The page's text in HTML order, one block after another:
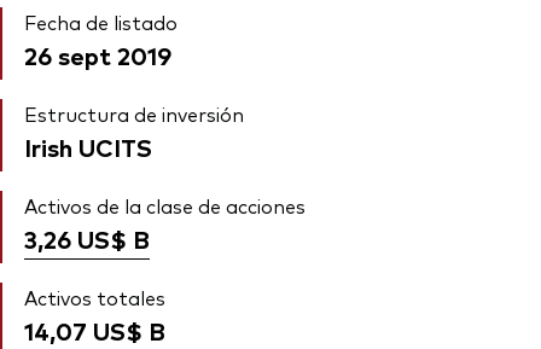
Fecha de listado
26 sept 2019
Estructura de inversión
Irish UCITS
Activos de la clase de acciones
3,26 US$ B
Activos totales
14,07 US$ B